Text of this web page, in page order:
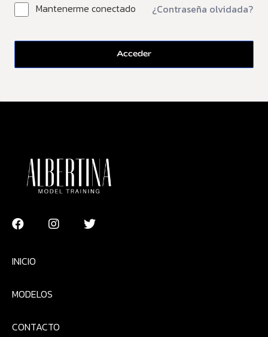
Mantenerme conectado ¿Contraseña olvidada?
Acceder
INICIO
MODELOS
CONTACTO